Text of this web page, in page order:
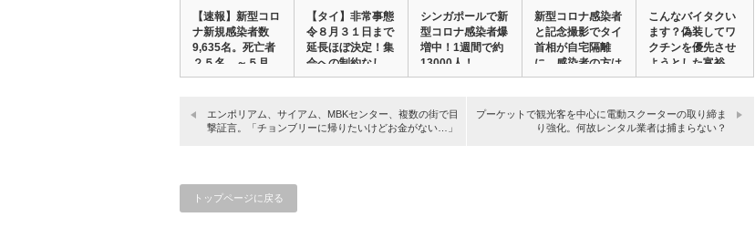
【速報】新型コロ
ナ新規感染者数
9,635名。死亡者
２５名。～５月…
【タイ】非常事態
令８月３１日まで
延長ほぼ決定！集
会への制約なし
シンガポールで新
型コロナ感染者爆
増中！1週間で約
13000人！ …
新型コロナ感染者
と記念撮影でタイ
首相が自宅隔離
に。感染者の方は
で…
こんなバイタクい
ます？偽装してワ
クチンを優先させ
ようとした富裕
層…
エンポリアム、サイアム、MBKセンター、複数の街で目
撃証言。「チョンブリーに帰りたいけどお金がない…」
プーケットで観光客を中心に電動スクーターの取り締ま
り強化。何故レンタル業者は捕まらない？
トップページに戻る